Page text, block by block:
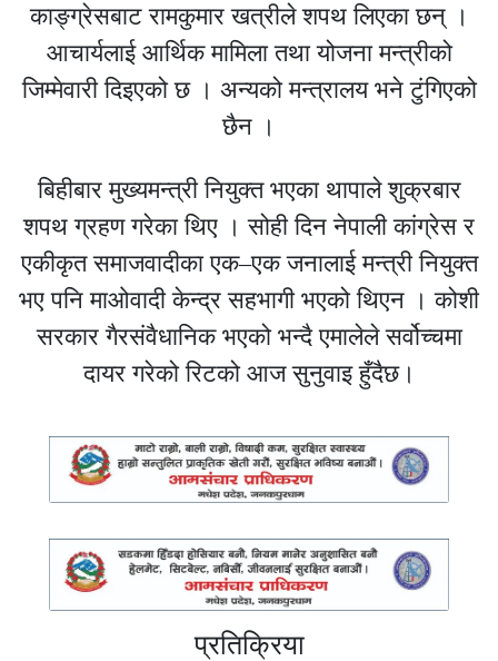
काङ्ग्रेसबाट रामकुमार खत्रीले शपथ लिएका छन् ।
आचार्यलाई आर्थिक मामिला तथा योजना मन्त्रीको
जिम्मेवारी दिइएको छ । अन्यको मन्त्रालय भने टुंगिएको
छैन ।
बिहीबार मुख्यमन्त्री नियुक्त भएका थापाले शुक्रबार
शपथ ग्रहण गरेका थिए । सोही दिन नेपाली कांग्रेस र
एकीकृत समाजवादीका एक–एक जनालाई मन्त्री नियुक्त
भए पनि माओवादी केन्द्र सहभागी भएको थिएन । कोशी
सरकार गैरसंवैधानिक भएको भन्दै एमालेले सर्वोच्चमा
दायर गरेको रिटको आज सुनुवाइ हुँदैछ।
प्रतिक्रिया